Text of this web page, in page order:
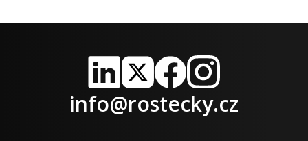
LinkedIn
X FacebookInstagram
info@rostecky.cz